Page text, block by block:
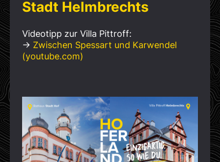
Stadt Helmbrechts
Videotipp zur Villa Pittroff:
→ Zwischen Spessart und Karwendel
(youtube.com)